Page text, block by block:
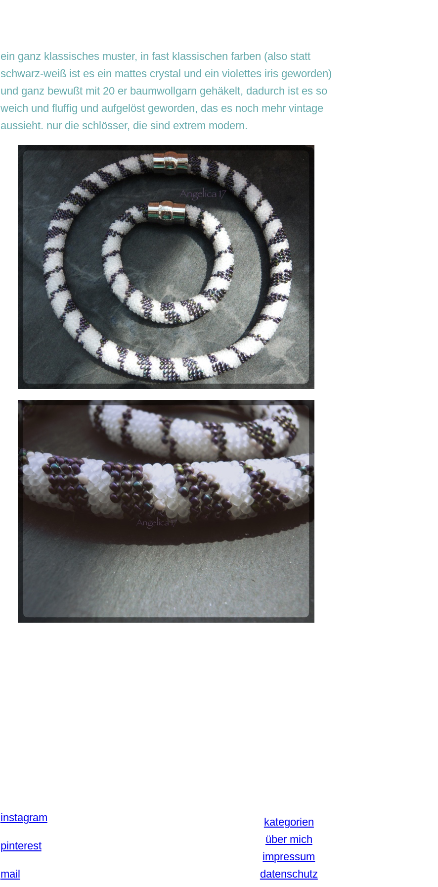
ein ganz klassisches muster, in fast klassischen farben (also statt
schwarz-weiß ist es ein mattes crystal und ein violettes iris geworden)
und ganz bewußt mit 20 er baumwollgarn gehäkelt, dadurch ist es so
weich und fluffig und aufgelöst geworden, das es noch mehr vintage
aussieht. nur die schlösser, die sind extrem modern.
instagram
pinterest
mail
kategorien
über mich
impressum
datenschutz